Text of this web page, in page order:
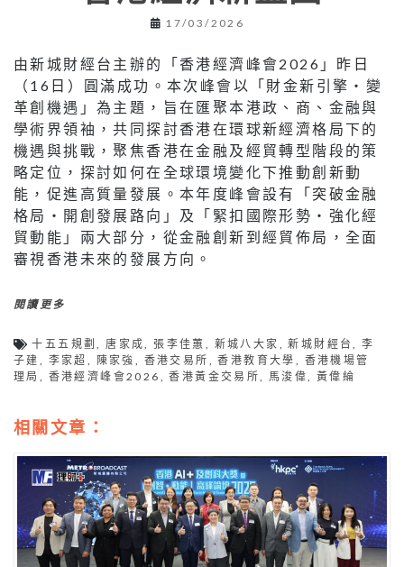
17/03/2026
由新城財經台主辦的「香港經濟峰會2026」昨日
（16日）圓滿成功。本次峰會以「財金新引擎‧變
革創機遇」為主題，旨在匯聚本港政、商、金融與
學術界領袖，共同探討香港在環球新經濟格局下的
機遇與挑戰，聚焦香港在金融及經貿轉型階段的策
略定位，探討如何在全球環境變化下推動創新動
能，促進高質量發展。本年度峰會設有「突破金融
格局‧開創發展路向」及「緊扣國際形勢‧強化經
貿動能」兩大部分，從金融創新到經貿佈局，全面
審視香港未來的發展方向。
閱讀更多
十五五規劃,唐家成,張李佳蕙 , 新城八大家 ,新城財經台,李
子建 , 李家超 , 陳家強 , 香港交易所 ,香港教育大學 , 香港機場管
理局 , 香港經濟峰會2026 ,香港黃金交易所, 馬浚偉,黃偉綸
相關文章：